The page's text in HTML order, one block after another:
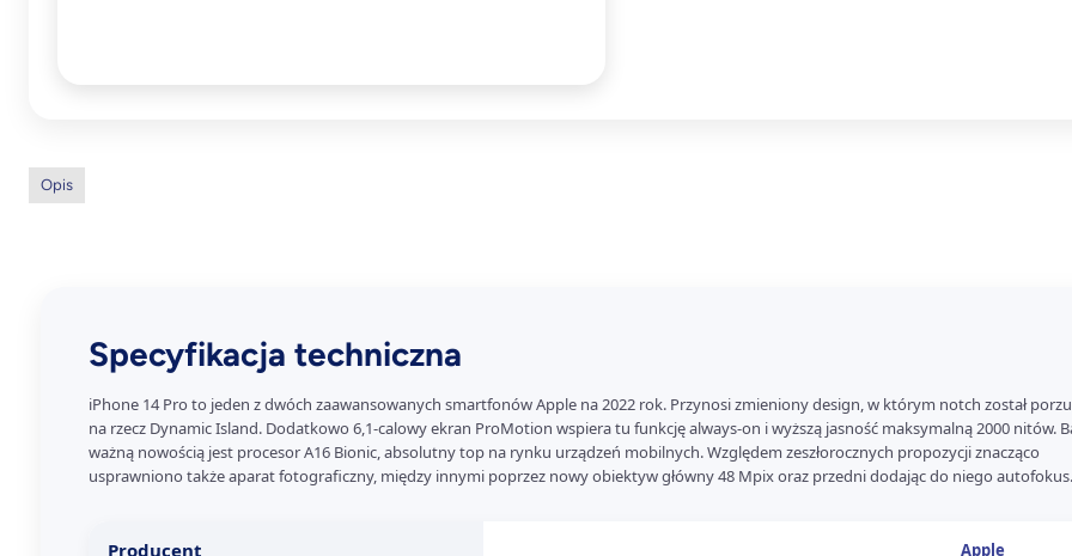
Opis
Specyfikacja techniczna
iPhone 14 Pro to jeden z dwóch zaawansowanych smartfonów Apple na 2022 rok. Przynosi zmieniony design, w którym notch został
na rzecz Dynamic Island. Dodatkowo 6,1-calowy ekran ProMotion wspiera tu funkcję always-on i wyższą jasność maksymalną 2000 nitów.
ważną nowością jest procesor A16 Bionic, absolutny top na rynku urządzeń mobilnych. Względem zeszłorocznych propozycji znacząco
usprawniono także aparat fotograficzny, między innymi poprzez nowy obiektyw główny 48 Mpix oraz przedni dodając do niego autofokus.
Producent Apple